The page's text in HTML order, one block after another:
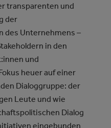
transparenten und
der
des Unternehmens –
in den
und
heuer auf einer
Dialoggruppe: der
Leute und wie
Dialog
eingebunden